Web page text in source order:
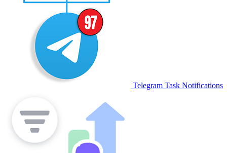
Telegram Task Notifications